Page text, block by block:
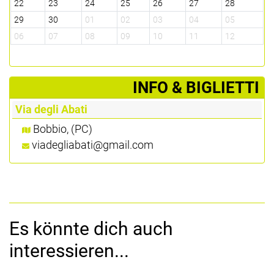
22 23 24 25 26 27
28
29
30 01 02 03 04
05
06
07 08 09 10 11 12
­INFO & BIGLIETTI
Via degli Abati
Bobbio, (PC)
viadegliabati@gmail.com
Es könnte dich auch
interessieren...